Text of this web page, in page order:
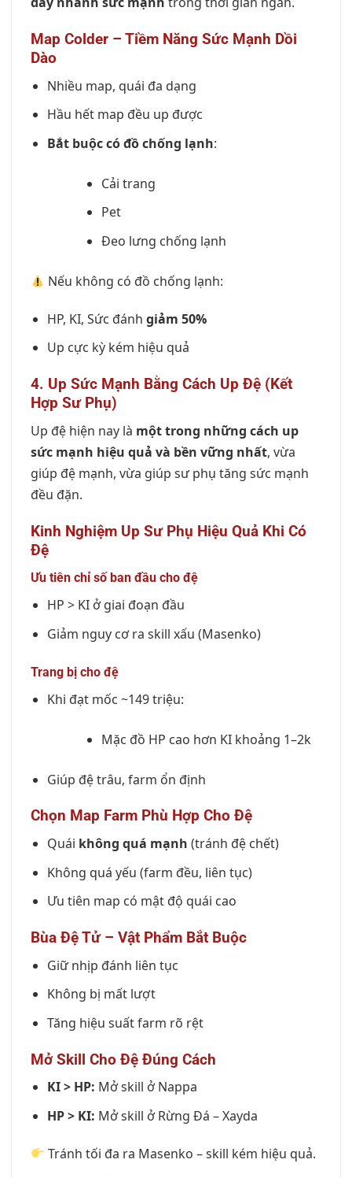
Map Colder – Tiềm Năng Sức Mạnh Dồi
Dào
Nhiều map, quái đa dạng
Hầu hết map đều up được
Bắt buộc có đồ chống lạnh:
Cải trang
Pet
Đeo lưng chống lạnh
Nếu không có đồ chống lạnh:
HP, KI, Sức đánh giảm 50%
Up cực kỳ kém hiệu quả
4. Up Sức Mạnh Bằng Cách Up Đệ (Kết
Hợp Sư Phụ)
Up đệ hiện nay là một trong những cách up
sức mạnh hiệu quả và bền vững nhất, vừa
giúp đệ mạnh, vừa giúp sư phụ tăng sức mạnh
đều đặn.
Kinh Nghiệm Up Sư Phụ Hiệu Quả Khi Có
Đệ
Ưu tiên chỉ số ban đầu cho đệ
HP > KI ở giai đoạn đầu
Giảm nguy cơ ra skill xấu (Masenko)
Trang bị cho đệ
Khi đạt mốc ~149 triệu:
Mặc đồ HP cao hơn KI khoảng 1–2k
Giúp đệ trâu, farm ổn định
Chọn Map Farm Phù Hợp Cho Đệ
Quái không quá mạnh (tránh đệ chết)
Không quá yếu (farm đều, liên tục)
Ưu tiên map có mật độ quái cao
Bùa Đệ Tử – Vật Phẩm Bắt Buộc
Giữ nhịp đánh liên tục
Không bị mất lượt
Tăng hiệu suất farm rõ rệt
Mở Skill Cho Đệ Đúng Cách
KI > HP: Mở skill ở Nappa
HP > KI: Mở skill ở Rừng Đá – Xayda
Tránh tối đa ra Masenko – skill kém hiệu quả.